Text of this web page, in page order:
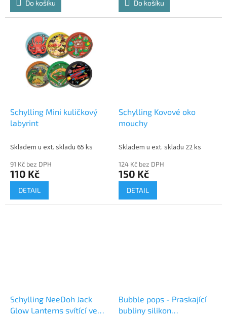
Do košíku Do košíku
Schylling Mini kuličkový
labyrint
Skladem u ext. skladu 65 ks
91 Kč bez DPH
110 Kč
DETAIL
Schylling Kovové oko
mouchy
Skladem u ext. skladu 22 ks
124 Kč bez DPH
150 Kč
DETAIL
Schylling NeeDoh Jack
Glow Lanterns svítící ve
Bubble pops - Praskající
bubliny silikon